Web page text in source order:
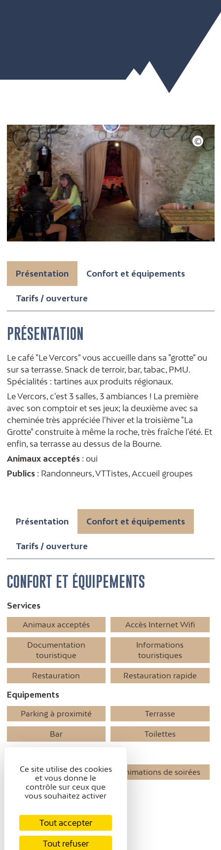
Présentation Confort et équipements
Tarifs / ouverture
PRÉSENTATION
Le café "Le Vercors" vous accueille dans sa "grotte" ou
sur sa terrasse. Snack de terroir, bar, tabac, PMU.
Spécialités : tartines aux produits régionaux.
Le Vercors, c'est 3 salles, 3 ambiances ! La première
avec son comptoir et ses jeux; la deuxième avec sa
cheminée très appréciée l'hiver et la troisième "La
Grotte" construite à même la roche, très fraîche l'été. Et
enfin, sa terrasse au dessus de la Bourne.
Animaux acceptés: oui
Publics: Randonneurs, VTTistes, Accueil groupes
Présentation Confort et équipements
Tarifs / ouverture
CONFORT ET ÉQUIPEMENTS
Services
Animaux acceptés Accès Internet Wifi
Documentation
touristique
Informations
touristiques
Restauration Restauration rapide
Equipements
Parking à proximité Terrasse
Bar Toilettes
Expositions temporaires Animations de soirées
Accessibilité
roulant avec aide
Ce site utilise des cookies
et vous donne le
contrôle sur ceux que
vous souhaitez activer
Tout accepter
Tout refuser